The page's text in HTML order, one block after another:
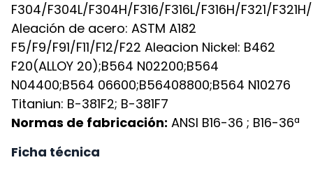
F304/F304L/F304H/F316/F316L/F316H/F321/
Aleación de acero: ASTM A182
F5/F9/F91/F11/F12/F22 Aleacion Nickel: B462
F20(ALLOY 20);B564 N02200;B564
N04400;B564 06600;B56408800;B564 N10276
Titaniun: B-381F2; B-381F7
Normas de fabricación: ANSI B16-36 ; B16-36ª
Ficha técnica